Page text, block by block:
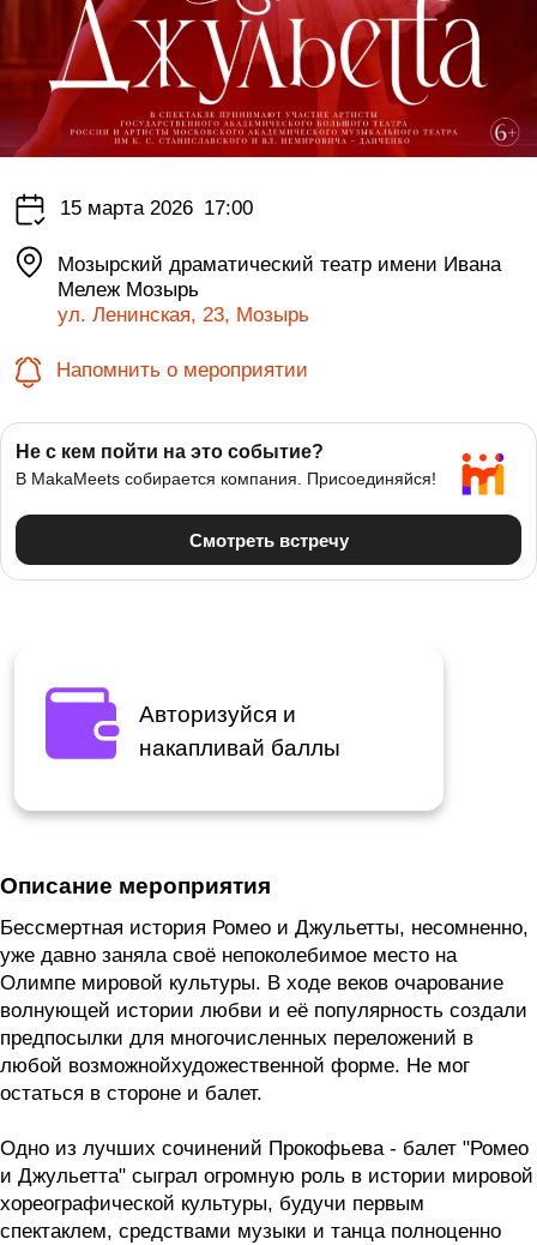
15 марта 2026 17:00
Мозырский драматический театр имени Ивана
Мележ Мозырь
ул. Ленинская, 23, Мозырь
Напомнить о мероприятии
Авторизуйся и
накапливай баллы
Описание мероприятия
Бессмертная история Ромео и Джульетты, несомненно,
уже давно заняла своё непоколебимое место на
Олимпе мировой культуры. В ходе веков очарование
волнующей истории любви и её популярность создали
предпосылки для многочисленных переложений в
любой возможнойхудожественной форме. Не мог
остаться в стороне и балет.
Одно из лучших сочинений Прокофьева - балет "Ромео
и Джульетта" сыграл огромную роль в истории мировой
хореографической культуры, будучи первым
спектаклем, средствами музыки и танца полноценно